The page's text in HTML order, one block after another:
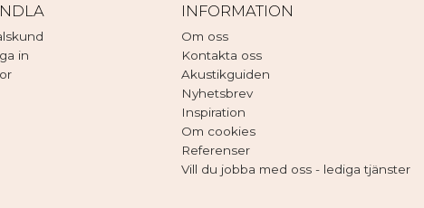
in
INFORMATION
Om oss
Kontakta oss
Akustikguiden
Nyhetsbrev
Inspiration
Om cookies
Referenser
Vill du jobba med oss - lediga tjänster